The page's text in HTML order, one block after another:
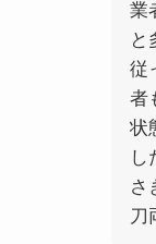
業
と
従
者
状
し
さ
刀